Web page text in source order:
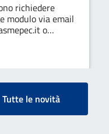
richiedere
modulo via email
o
del
161.
Tutte le novità